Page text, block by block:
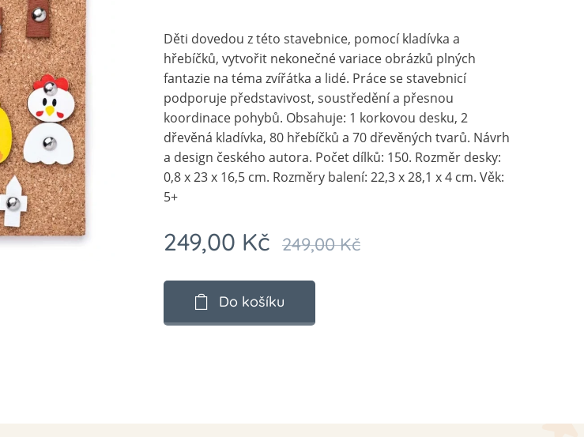
Děti dovedou z této stavebnice, pomocí kladívka a
hřebíčků, vytvořit nekonečné variace obrázků plných
fantazie na téma zvířátka a lidé. Práce se stavebnicí
podporuje představivost, soustředění a přesnou
koordinace pohybů. Obsahuje: 1 korkovou desku, 2
dřevěná kladívka, 80 hřebíčků a 70 dřevěných tvarů. Návrh
a design českého autora. Počet dílků: 150. Rozměr desky:
0,8 x 23 x 16,5 cm. Rozměry balení: 22,3 x 28,1 x 4 cm. Věk:
5+
249,00 Kč 249,00Kč
Do košíku